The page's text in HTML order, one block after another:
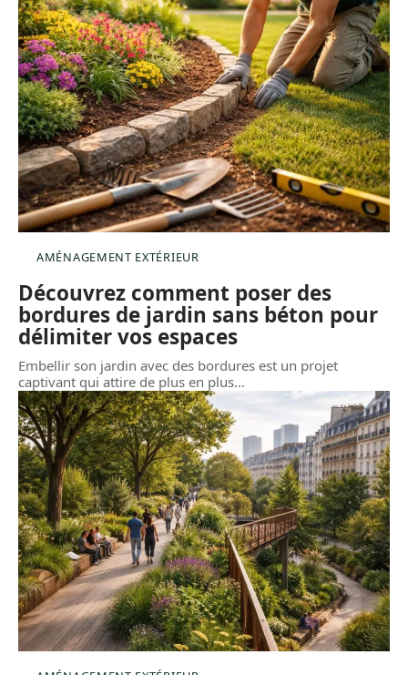
AMÉNAGEMENT EXTÉRIEUR
Découvrez comment poser des
bordures de jardin sans béton pour
délimiter vos espaces
Embellir son jardin avec des bordures est un projet
captivant qui attire de plus en plus…